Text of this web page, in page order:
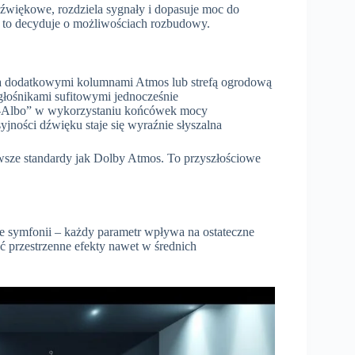
rozdziela sygnały i dopasuje moc do
decyduje o możliwościach rozbudowy.
kolumnami Atmos lub strefą ogrodową
sufitowymi jednocześnie
w wykorzystaniu końcówek mocy
dźwięku staje się wyraźnie słyszalna
standardy jak Dolby Atmos. To przyszłościowe
– każdy parametr wpływa na ostateczne
efekty nawet w średnich